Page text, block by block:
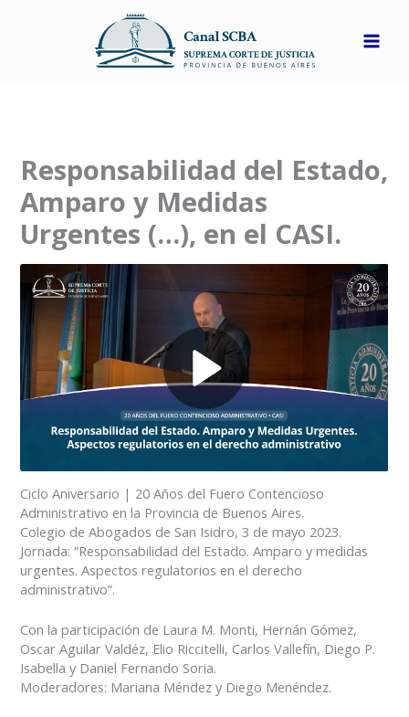
Responsabilidad del Estado,
Amparo y Medidas
Urgentes (…), en el CASI.
Ciclo Aniversario | 20 Años del Fuero Contencioso
Administrativo en la Provincia de Buenos Aires.
Colegio de Abogados de San Isidro, 3 de mayo 2023.
Jornada: “Responsabilidad del Estado. Amparo y medidas
urgentes. Aspectos regulatorios en el derecho
administrativo”.
Con la participación de Laura M. Monti, Hernán Gómez,
Oscar Aguilar Valdéz, Elio Riccitelli, Carlos Vallefín, Diego P.
Isabella y Daniel Fernando Soria.
Moderadores: Mariana Méndez y Diego Menéndez.